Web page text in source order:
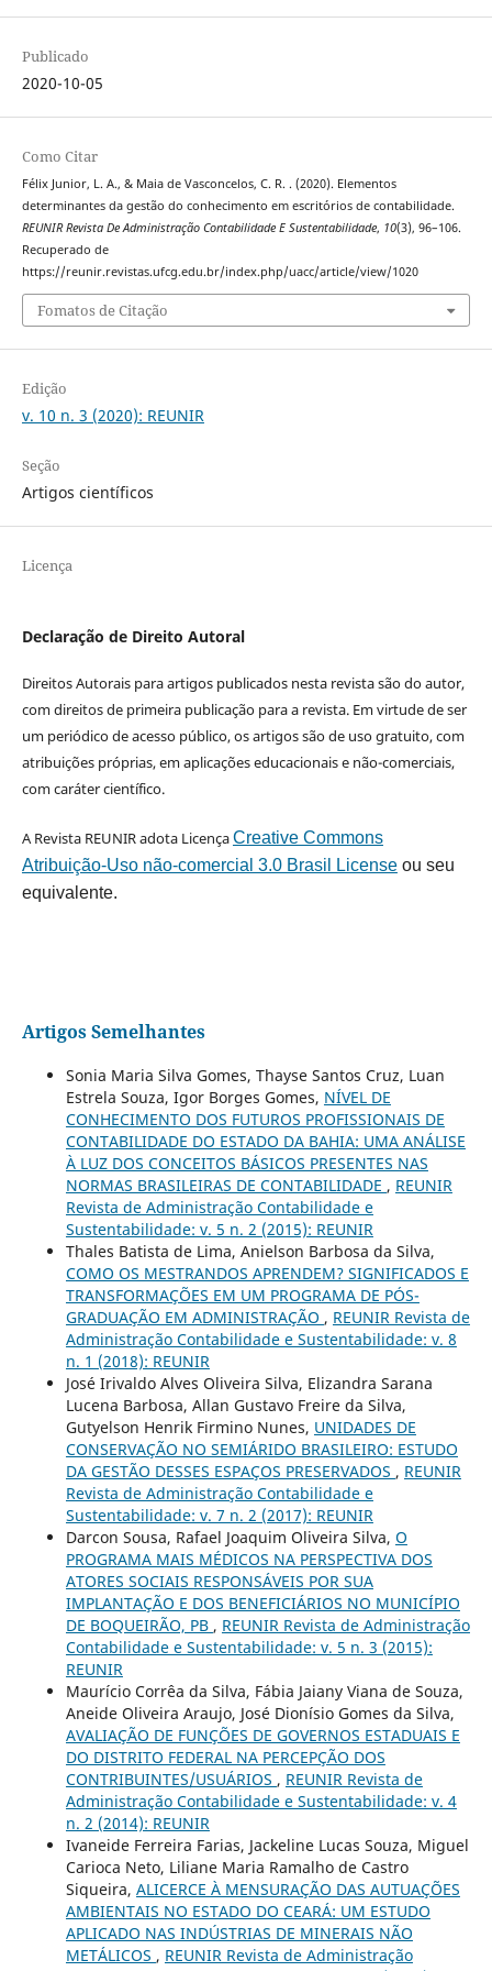
Publicado
2020-10-05
Como Citar
Félix Junior, L. A., & Maia de Vasconcelos, C. R. . (2020). Elementos
determinantes da gestão do conhecimento em escritórios de contabilidade.
REUNIR Revista De Administração Contabilidade E Sustentabilidade, 10(3), 96–106.
Recuperado de
https://reunir.revistas.ufcg.edu.br/index.php/uacc/article/view/1020
Fomatos de Citação
Edição
v. 10 n. 3 (2020): REUNIR
Seção
Artigos científicos
Licença
Declaração de Direito Autoral
Direitos Autorais para artigos publicados nesta revista são do autor,
com direitos de primeira publicação para a revista. Em virtude de ser
um periódico de acesso público, os artigos são de uso gratuito, com
atribuições próprias, em aplicações educacionais e não-comerciais,
com caráter científico.
A Revista REUNIR adota LicençaCreative Commons
Atribuição-Uso não-comercial 3.0 Brasil Licenseou seu
equivalente.
Artigos Semelhantes
Sonia Maria Silva Gomes, Thayse Santos Cruz, Luan
Estrela Souza, Igor Borges Gomes, NÍVEL DE
CONHECIMENTO DOS FUTUROS PROFISSIONAIS DE
CONTABILIDADE DO ESTADO DA BAHIA: UMA ANÁLISE
À LUZ DOS CONCEITOS BÁSICOS PRESENTES NAS
NORMAS BRASILEIRAS DE CONTABILIDADE , REUNIR
Revista de Administração Contabilidade e
Sustentabilidade: v. 5 n. 2 (2015): REUNIR
Thales Batista de Lima, Anielson Barbosa da Silva,
COMO OS MESTRANDOS APRENDEM? SIGNIFICADOS E
TRANSFORMAÇÕES EM UM PROGRAMA DE PÓS-
GRADUAÇÃO EM ADMINISTRAÇÃO , REUNIR Revista de
Administração Contabilidade e Sustentabilidade: v. 8
n. 1 (2018): REUNIR
José Irivaldo Alves Oliveira Silva, Elizandra Sarana
Lucena Barbosa, Allan Gustavo Freire da Silva,
Gutyelson Henrik Firmino Nunes, UNIDADES DE
CONSERVAÇÃO NO SEMIÁRIDO BRASILEIRO: ESTUDO
DA GESTÃO DESSES ESPAÇOS PRESERVADOS , REUNIR
Revista de Administração Contabilidade e
Sustentabilidade: v. 7 n. 2 (2017): REUNIR
Darcon Sousa, Rafael Joaquim Oliveira Silva, O
PROGRAMA MAIS MÉDICOS NA PERSPECTIVA DOS
ATORES SOCIAIS RESPONSÁVEIS POR SUA
IMPLANTAÇÃO E DOS BENEFICIÁRIOS NO MUNICÍPIO
DE BOQUEIRÃO, PB , REUNIR Revista de Administração
Contabilidade e Sustentabilidade: v. 5 n. 3 (2015):
REUNIR
Maurício Corrêa da Silva, Fábia Jaiany Viana de Souza,
Aneide Oliveira Araujo, José Dionísio Gomes da Silva,
AVALIAÇÃO DE FUNÇÕES DE GOVERNOS ESTADUAIS E
DO DISTRITO FEDERAL NA PERCEPÇÃO DOS
CONTRIBUINTES/USUÁRIOS , REUNIR Revista de
Administração Contabilidade e Sustentabilidade: v. 4
n. 2 (2014): REUNIR
Ivaneide Ferreira Farias, Jackeline Lucas Souza, Miguel
Carioca Neto, Liliane Maria Ramalho de Castro
Siqueira, ALICERCE À MENSURAÇÃO DAS AUTUAÇÕES
AMBIENTAIS NO ESTADO DO CEARÁ: UM ESTUDO
APLICADO NAS INDÚSTRIAS DE MINERAIS NÃO
METÁLICOS , REUNIR Revista de Administração